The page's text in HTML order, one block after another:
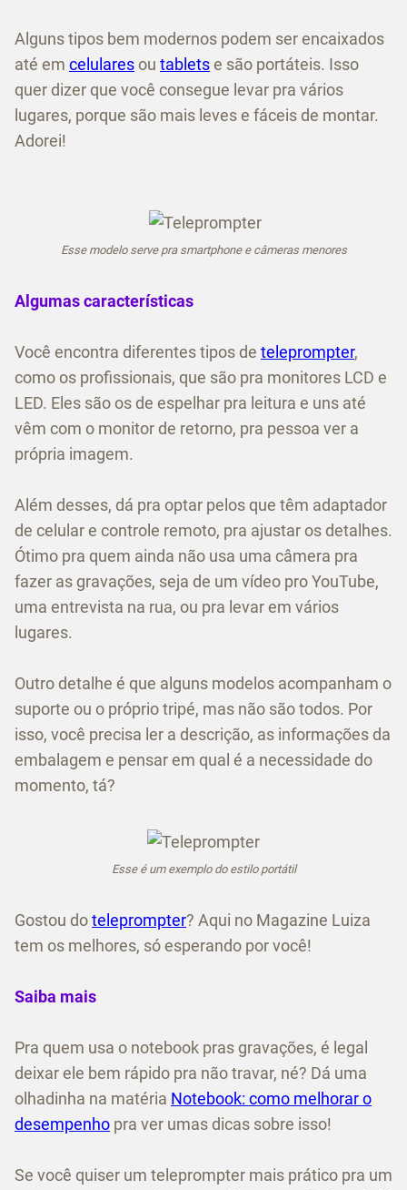
Alguns tipos bem modernos podem ser encaixados
até em celularesou tabletse são portáteis. Isso
quer dizer que você consegue levar pra vários
lugares, porque são mais leves e fáceis de montar.
Adorei!
Esse modelo serve pra smartphone e câmeras menores
Algumas características
Você encontra diferentes tipos de teleprompter,
como os profissionais, que são pra monitores LCD e
LED. Eles são os de espelhar pra leitura e uns até
vêm com o monitor de retorno, pra pessoa ver a
própria imagem.
Além desses, dá pra optar pelos que têm adaptador
de celular e controle remoto, pra ajustar os detalhes.
Ótimo pra quem ainda não usa uma câmera pra
fazer as gravações, seja de um vídeo pro YouTube,
uma entrevista na rua, ou pra levar em vários
lugares.
Outro detalhe é que alguns modelos acompanham o
suporte ou o próprio tripé, mas não são todos. Por
isso, você precisa ler a descrição, as informações da
embalagem e pensar em qual é a necessidade do
momento, tá?
Esse é um exemplo do estilo portátil
Gostou doteleprompter? Aqui no Magazine Luiza
tem os melhores, só esperando por você!
Saiba mais
Pra quem usa o notebook pras gravações, é legal
deixar ele bem rápido pra não travar, né? Dá uma
olhadinha na matéria Notebook: como melhorar o
desempenho pra ver umas dicas sobre isso!
Se você quiser um teleprompter mais prático pra um